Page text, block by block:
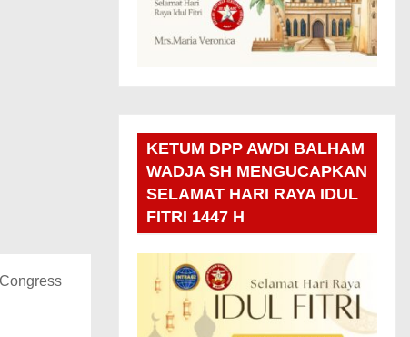
KETUM DPP AWDI BALHAM
WADJA SH MENGUCAPKAN
SELAMAT HARI RAYA IDUL
FITRI 1447 H